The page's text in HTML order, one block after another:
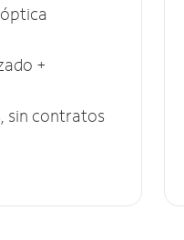
+
sin contratos